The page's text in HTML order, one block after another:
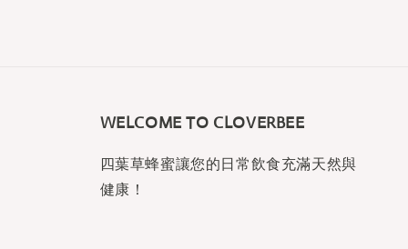
WELCOME TO CLOVERBEE
四葉草蜂蜜讓您的日常飲食充滿天然與
健康！